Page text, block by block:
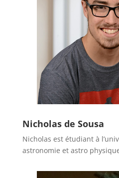
Nicholas de Sousa
Nicholas est étudiant à
astronomie et astro